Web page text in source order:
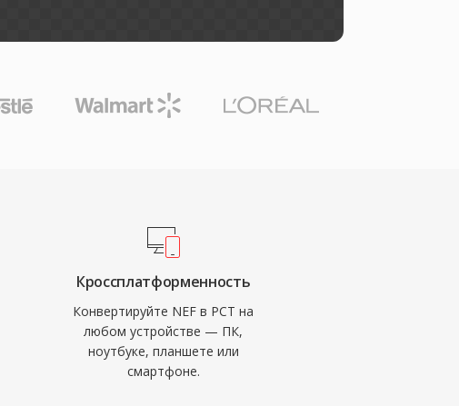
Кроссплатформенность
Конвертируйте NEF в PCT на
любом устройстве — ПК,
ноутбуке, планшете или
смартфоне.